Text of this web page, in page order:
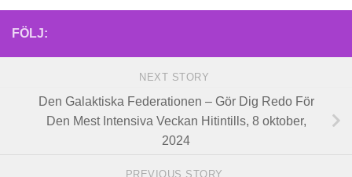
FÖLJ:
NEXT STORY
Den Galaktiska Federationen – Gör Dig Redo För
Den Mest Intensiva Veckan Hitintills, 8 oktober,
2024
PREVIOUS STORY